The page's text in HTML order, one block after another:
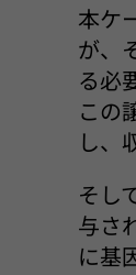
本ケ
が、
る必
この
し、
そし
与さ
に基